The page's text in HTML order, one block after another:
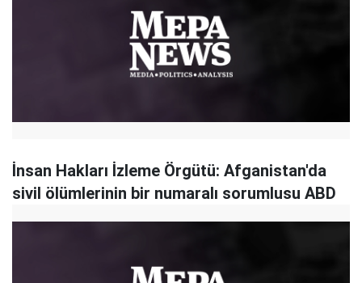
İnsan Hakları İzleme Örgütü: Afganistan'da
sivil ölümlerinin bir numaralı sorumlusu ABD